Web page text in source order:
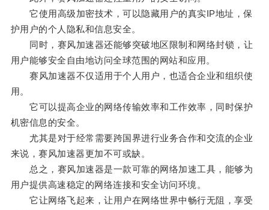
它使用高级加密技术，可以隐藏用户的真实IP地址，保
护用户的个人隐私和信息安全。
同时，赛风加速器还能够突破地区限制和网络封锁，让
用户能够安全自由地访问全球范围的网站和应用。
赛风加速器不仅适用于个人用户，也适合企业和组织使
用。
它可以提高企业的网络传输效率和工作效率，同时保护
机密信息的安全。
尤其是对于经常需要跨国界进行业务合作和交流的企业
来说，赛风加速器更加不可或缺。
总之，赛风加速器是一款可靠的网络加速工具，能够为
用户提供高速稳定的网络连接和安全访问环境。
它让网络飞起来，让用户在网络世界中畅行无阻，享受